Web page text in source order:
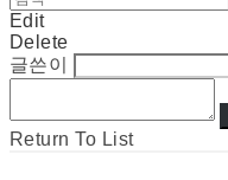
Edit
Delete
글쓴이
Return To List